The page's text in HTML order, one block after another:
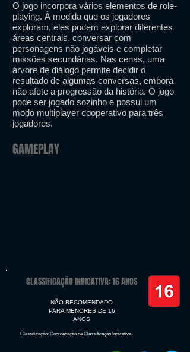
O jogo incorpora vários elementos de role-
playing. À medida que os jogadores
exploram, eles podem explorar diferentes
áreas centrais, conversar com
personagens não jogáveis ​​e completar
missões secundárias. Nas cenas, uma
árvore de diálogo permite decidir o
resultado de algumas conversas, embora
não afete a progressão da história. O jogo
pode ser jogado sozinho e possui um
modo multiplayer cooperativo para três
jogadores.
GAMEPLAY
CLASSIFICAÇÃO INDICATIVA: 16 ANOS
NÃO RECOMENDADO
PARA MENORES DE 16
ANOS
Classificação: Coordenação de Classificação Indicativa